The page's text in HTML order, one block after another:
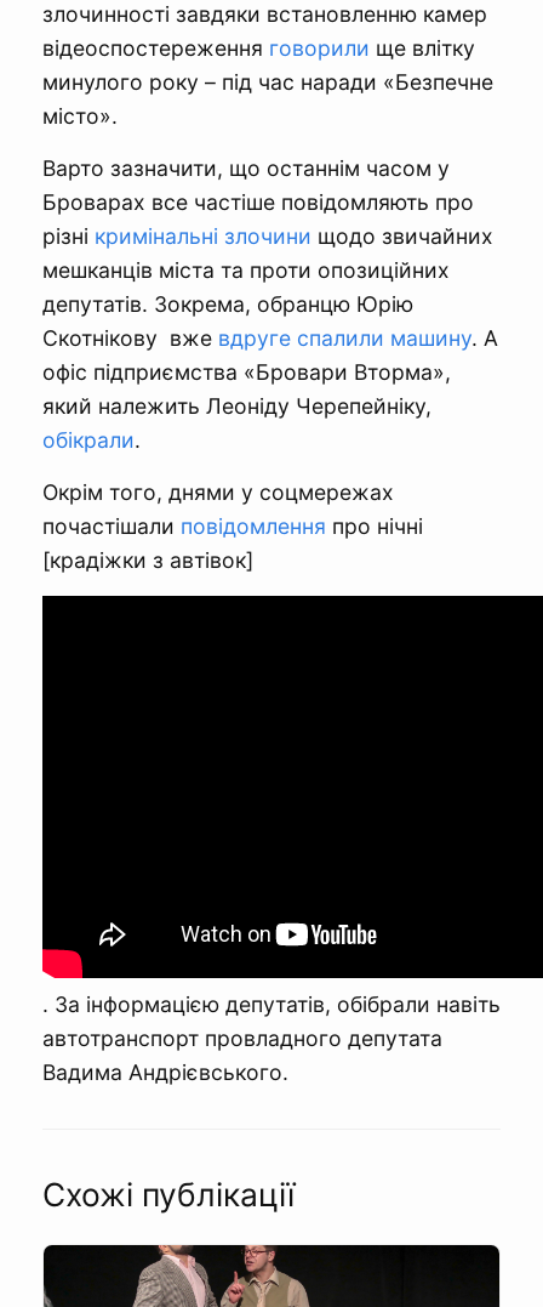
злочинності завдяки встановленню камер
відеоспостереження говорили ще влітку
минулого року – під час наради «Безпечне
місто».
Варто зазначити, що останнім часом у
Броварах все частіше повідомляють про
різні кримінальні злочини щодо звичайних
мешканців міста та проти опозиційних
депутатів. Зокрема, обранцю Юрію
Скотнікову вже вдруге спалили машину. А
офіс підприємства «Бровари Вторма»,
який належить Леоніду Черепейніку,
обікрали.
Окрім того, днями у соцмережах
почастішали повідомлення про нічні
[крадіжки з автівок]
. За інформацією депутатів, обібрали навіть
автотранспорт провладного депутата
Вадима Андрієвського.
Схожі публікації